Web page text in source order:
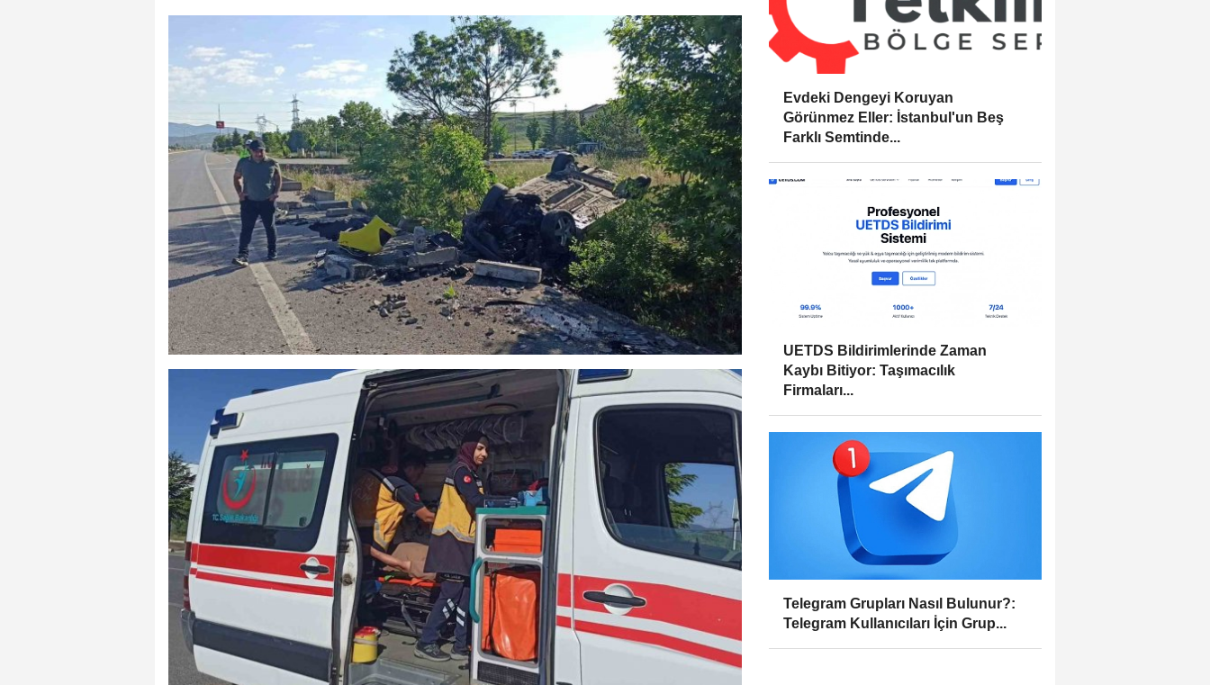
Evdeki Dengeyi Koruyan
Görünmez Eller: İstanbul'un Beş
Farklı Semtinde...
UETDS Bildirimlerinde Zaman
Kaybı Bitiyor: Taşımacılık
Firmaları...
Telegram Grupları Nasıl Bulunur?:
Telegram Kullanıcıları İçin Grup...